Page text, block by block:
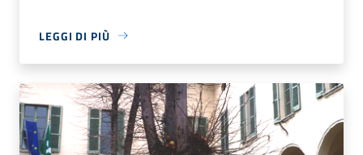
LEGGI DI PIÙ